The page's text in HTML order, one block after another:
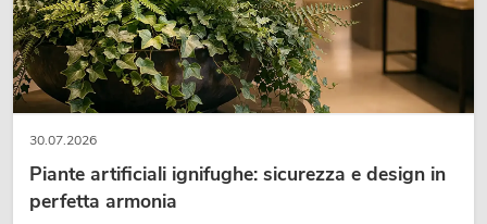
30.07.2026
Piante artificiali ignifughe: sicurezza e design in
perfetta armonia